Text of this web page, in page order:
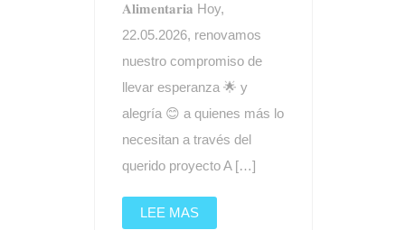
𝐀𝐥𝐢𝐦𝐞𝐧𝐭𝐚𝐫𝐢𝐚 Hoy,
22.05.2026, renovamos
nuestro compromiso de
llevar esperanza 🌟 y
alegría 😊 a quienes más lo
necesitan a través del
querido proyecto A […]
LEE MAS